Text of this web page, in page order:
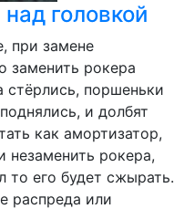
головкой
при замене
заменить рокера
поршеньки
и долбят
как амортизатор,
незаменить рокера,
то его будет сжырать.
распреда или